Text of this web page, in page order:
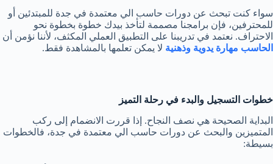
سواء كنت تبحث عن دورات حاسب الي معتمدة في جدة للمبتدئين أو
للمحترفين، فإن برامجنا مصممة لتأخذ بيدك خطوة بخطوة نحو
الاحتراف. نعتمد في تدريبنا على التطبيق العملي المكثف، لأننا نؤمن أن
الحاسب مهارة يدوية وذهنية لا يمكن تعلمها بالمشاهدة فقط.
خطوات التسجيل والبدء في رحلة التميز
البداية الصحيحة هي نصف النجاح. إذا قررت الانضمام إلى ركب
المتميزين والبحث عن دورات حاسب الي معتمدة في جدة، فالخطوات
بسيطة: